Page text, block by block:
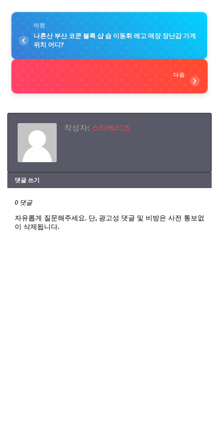
이전
나혼산 부산 코쿤 블록 샵 숍 이동휘 레고 매장 장난감 가게
위치 어디?
다음
작성자: 스타베리즈
댓글 쓰기
0 댓글
자유롭게 질문해주세요. 단, 광고성 댓글 및 비방은 사전 통보없
이 삭제됩니다.